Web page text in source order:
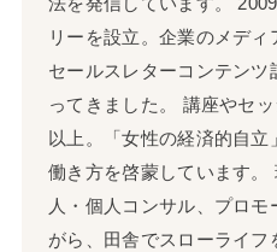
法を発信しています。
リーを設立。企業のメディ
セールスレターコンテン
ってきました。 講座やセ
以上。「女性の経済的自
働き方を啓蒙しています
人・個人コンサル、プロ
がら、田舎でスローライフ